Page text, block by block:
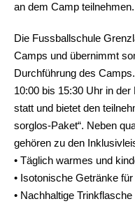
an dem Camp teilnehmen.
Die Fussballschule
Camps und übernimmt
Durchführung des
10:00 bis 15:30 Uhr in
statt und bietet den
sorglos-Paket“. Neben
gehören zu den
• Täglich warmes und
• Isotonische Getränke
• Nachhaltige